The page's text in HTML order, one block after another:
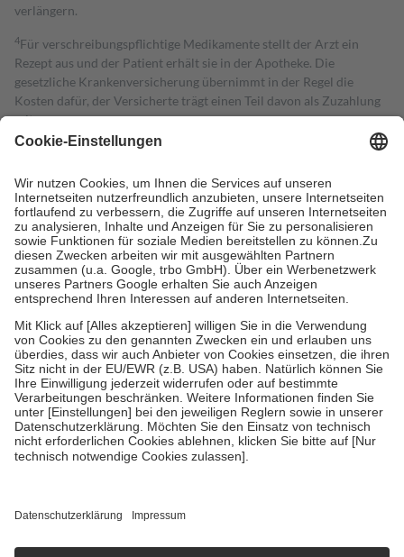
verlängern.
4Für verschreibungspflichtige Medikamente stellt der Arzt ein
Rezept aus und der Patient erhält sie in der Apotheke. Die
gesetzliche Krankenversicherung übernimmt in der Regel die
Kosten dafür, der Versicherte trägt einen Teil davon als Zuzahlung
mit.
Grundsätzlich leisten Mitglieder Zuzahlungen in Höhe von zehn
höchstens zehn Euro.
Es sind jedoch nie mehr als die tatsächlichen
Kosten der Leistung zu entrichten.
Diese Regeln gelten grundsätzlich auch für Online-Apotheken.
Bei Heilmitteln und häuslicher Krankenpflege beträgt die
Zuzahlung zehn Prozent der Kosten sowie zehn Euro je
Verordnung.
Um das Engagement der Versicherten für ihre eigene Gesundheit zu
stärken und die besondere Stellung der Familie zu unterstützen,
fallenkeine Zuzahlungenan bei:
• Kindern und Jugendlichen bis zum vollendeten 18. Lebensjahr
mit Ausnahme der Fahrkosten
• Untersuchungen zur Vorsorge und Früherkennung, die von der
GKV getragen werden
• empfohlenen Schutzimpfungen
• Harn- und Blutteststreifen
getroffen, um sicherzustellen, dass es sich um echte Bewertungen
https://help.etrusted.com/hc/de/articles/4419944605341